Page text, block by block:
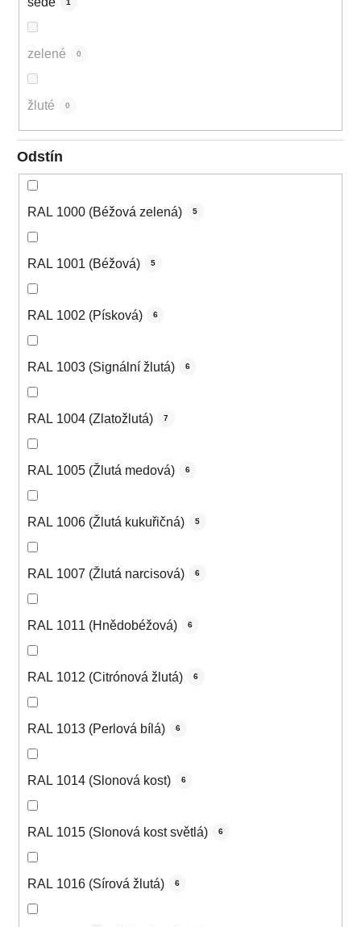
1
zelené 0
žluté 0
Odstín
RAL 1000 (Béžová zelená) 5
RAL 1001 (Béžová) 5
RAL 1002 (Písková) 6
RAL 1003 (Signální žlutá) 6
RAL 1004 (Zlatožlutá) 7
RAL 1005 (Žlutá medová) 6
RAL 1006 (Žlutá kukuřičná) 5
RAL 1007 (Žlutá narcisová) 6
RAL 1011 (Hnědobéžová) 6
RAL 1012 (Citrónová žlutá) 6
RAL 1013 (Perlová bílá) 6
RAL 1014 (Slonová kost) 6
RAL 1015 (Slonová kost světlá) 6
RAL 1016 (Sírová žlutá) 6